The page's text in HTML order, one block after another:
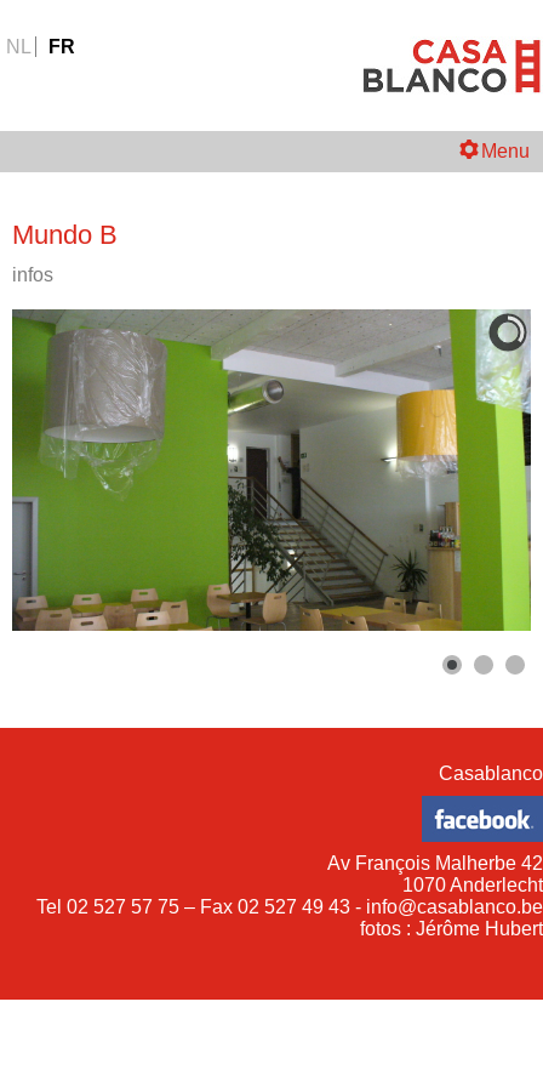
NL FR
Menu
Mundo B
infos
Casablanco
Av François Malherbe 42
1070 Anderlecht
Tel 02 527 57 75 – Fax 02 527 49 43 - info@casablanco.be
fotos : Jérôme Hubert